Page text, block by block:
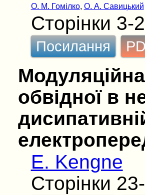
О. М. Гомілко, О. А. Савицький
Сторінки 3-
Посилання
обвідної в
E. Kengne
Сторінки